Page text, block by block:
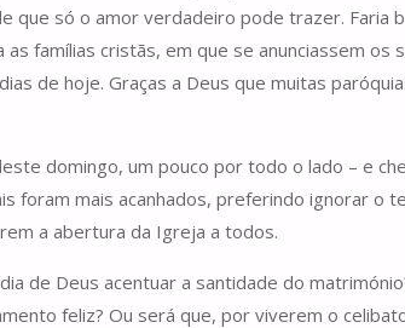
que só o amor verdadeiro pode trazer.
as famílias cristãs, em que se anunciassem
de hoje. Graças a Deus que muitas
domingo, um pouco por todo o lado – e
foram mais acanhados, preferindo ignorar
a abertura da Igreja a todos.
de Deus acentuar a santidade do
feliz? Ou será que, por viverem o